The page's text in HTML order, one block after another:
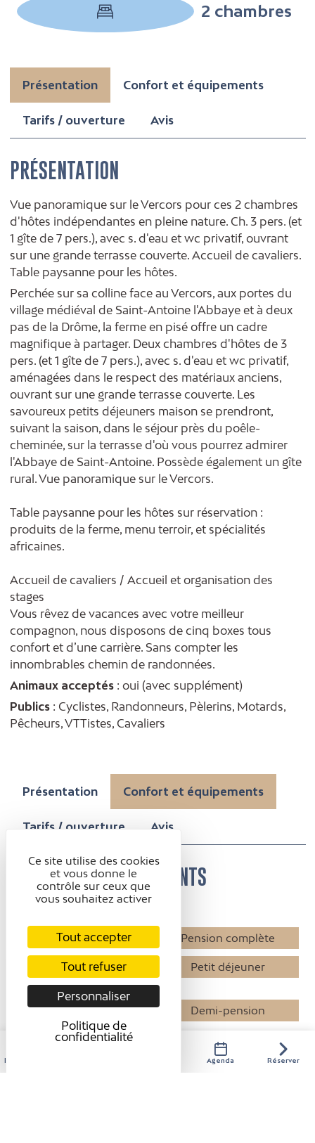
2 chambres
Présentation Confort et équipements
Tarifs / ouverture Avis
PRÉSENTATION
Vue panoramique sur le Vercors pour ces 2 chambres
d'hôtes indépendantes en pleine nature. Ch. 3 pers. (et
1 gîte de 7 pers.), avec s. d'eau et wc privatif, ouvrant
sur une grande terrasse couverte. Accueil de cavaliers.
Table paysanne pour les hôtes.
Perchée sur sa colline face au Vercors, aux portes du
village médiéval de Saint-Antoine l'Abbaye et à deux
pas de la Drôme, la ferme en pisé offre un cadre
magnifique à partager. Deux chambres d'hôtes de 3
pers. (et 1 gîte de 7 pers.), avec s. d'eau et wc privatif,
aménagées dans le respect des matériaux anciens,
ouvrant sur une grande terrasse couverte. Les
savoureux petits déjeuners maison se prendront,
suivant la saison, dans le séjour près du poêle-
cheminée, sur la terrasse d'où vous pourrez admirer
l'Abbaye de Saint-Antoine. Possède également un gîte
rural. Vue panoramique sur le Vercors.
Table paysanne pour les hôtes sur réservation :
produits de la ferme, menu terroir, et spécialités
africaines.
Accueil de cavaliers / Accueil et organisation des
stages
Vous rêvez de vacances avec votre meilleur
compagnon, nous disposons de cinq boxes tous
confort et d’une carrière. Sans compter les
innombrables chemin de randonnées.
Animaux acceptés: oui (avec supplément)
Publics: Cyclistes, Randonneurs, Pèlerins, Motards,
Pêcheurs, VTTistes, Cavaliers
Présentation Confort et équipements
Tarifs / ouverture Avis
CONFORT ET ÉQUIPEMENTS
Animaux acceptés Pension complète
Petit déjeuner en
chambre
Petit déjeuner
Animaux avec
supplément
Demi-pension
Hébergements Agenda Réserver
Ce site utilise des cookies
et vous donne le
contrôle sur ceux que
vous souhaitez activer
Tout accepter
Tout refuser
Personnaliser
Politique de
confidentialité